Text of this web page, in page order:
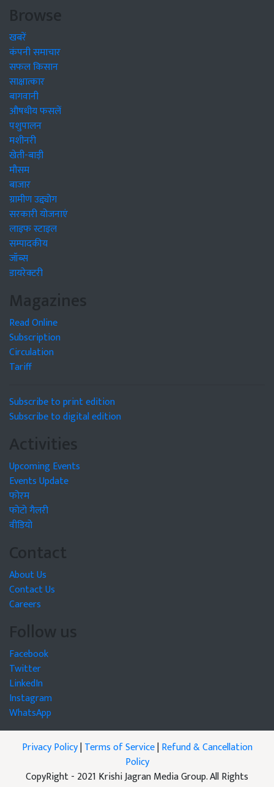
Browse
खबरें
कंपनी समाचार
सफल किसान
साक्षात्कार
बागवानी
औषधीय फसलें
पशुपालन
मशीनरी
खेती-बाड़ी
मौसम
बाजार
ग्रामीण उद्द्योग
सरकारी योजनाएं
लाइफ स्टाइल
सम्पादकीय
जॉब्स
डायरेक्टरी
Magazines
Read Online
Subscription
Circulation
Tariff
Subscribe to print edition
Subscribe to digital edition
Activities
Upcoming Events
Events Update
फोरम
फोटो गैलरी
वीडियो
Contact
About Us
Contact Us
Careers
Follow us
Facebook
Twitter
LinkedIn
Instagram
WhatsApp
Privacy Policy|Terms of Service|Refund & Cancellation
Policy
CopyRight - 2021 Krishi Jagran Media Group. All Rights